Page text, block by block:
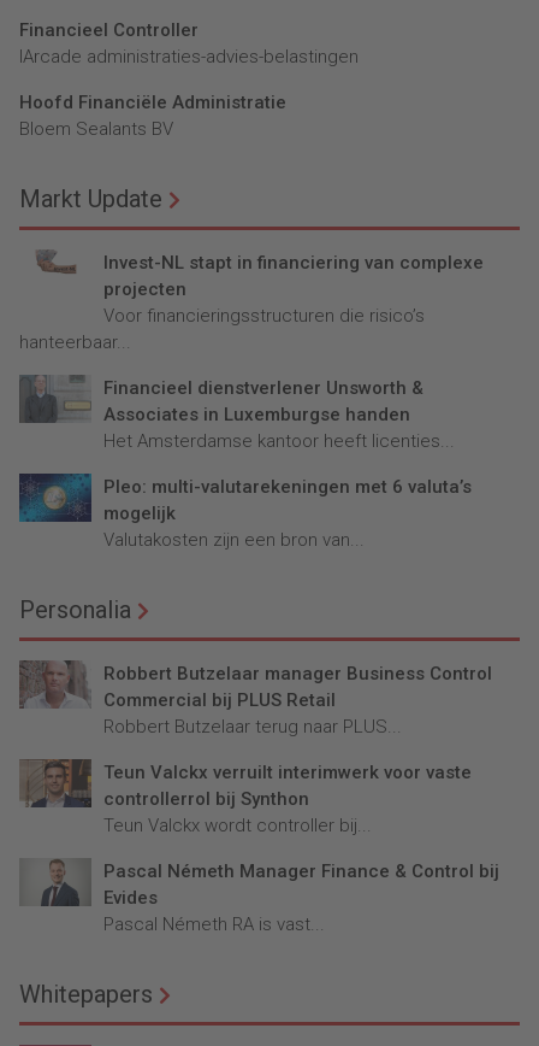
Financieel Controller
lArcade administraties-advies-belastingen
Hoofd Financiële Administratie
Bloem Sealants BV
Markt Update
Invest-NL stapt in financiering van complexe
projecten
Voor financieringsstructuren die risico’s
hanteerbaar...
Financieel dienstverlener Unsworth &
Associates in Luxemburgse handen
Het Amsterdamse kantoor heeft licenties...
Pleo: multi-valutarekeningen met 6 valuta’s
mogelijk
Valutakosten zijn een bron van...
Personalia
Robbert Butzelaar manager Business Control
Commercial bij PLUS Retail
Robbert Butzelaar terug naar PLUS...
Teun Valckx verruilt interimwerk voor vaste
controllerrol bij Synthon
Teun Valckx wordt controller bij...
Pascal Németh Manager Finance & Control bij
Evides
Pascal Németh RA is vast...
Whitepapers